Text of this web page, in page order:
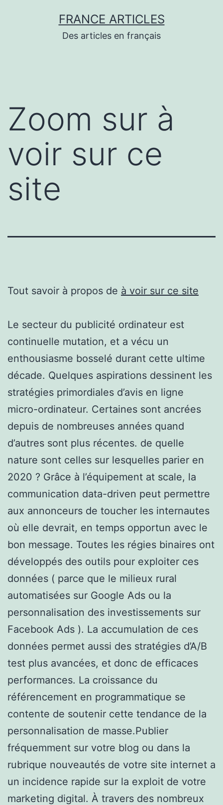
FRANCE ARTICLES
Des articles en français
Zoom sur à
voir sur ce
site
Tout savoir à propos de à voir sur ce site
Le secteur du publicité ordinateur est
continuelle mutation, et a vécu un
enthousiasme bosselé durant cette ultime
décade. Quelques aspirations dessinent les
stratégies primordiales d’avis en ligne
micro-ordinateur. Certaines sont ancrées
depuis de nombreuses années quand
d’autres sont plus récentes. de quelle
nature sont celles sur lesquelles parier en
2020 ? Grâce à l’équipement at scale, la
communication data-driven peut permettre
aux annonceurs de toucher les internautes
où elle devrait, en temps opportun avec le
bon message. Toutes les régies binaires ont
développés des outils pour exploiter ces
données ( parce que le milieux rural
automatisées sur Google Ads ou la
personnalisation des investissements sur
Facebook Ads ). La accumulation de ces
données permet aussi des stratégies d’A/B
test plus avancées, et donc de efficaces
performances. La croissance du
référencement en programmatique se
contente de soutenir cette tendance de la
personnalisation de masse.Publier
fréquemment sur votre blog ou dans la
rubrique nouveautés de votre site internet a
un incidence rapide sur la exploit de votre
marketing digital. À travers des nombreux